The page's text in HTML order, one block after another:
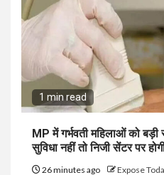
1 min read
MP में गर्भवती महिलाओं को
सुविधा नहीं तो निजी सेंटर पर
26 minutes ago Expose